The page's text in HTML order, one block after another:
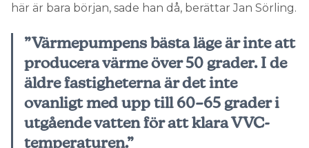
här är bara början, sade han då, berättar Jan Sörling.
”Värmepumpens bästa läge är inte att
producera värme över 50 grader. I de
äldre fastigheterna är det inte
ovanligt med upp till 60–65 grader i
utgående vatten för att klara VVC-
temperaturen.”